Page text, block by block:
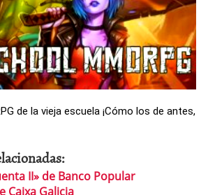
de la vieja escuela ¡Cómo los de antes,
II» de Banco Popular
Caixa Galicia